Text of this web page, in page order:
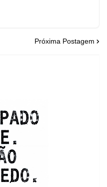
Próxima Postagem